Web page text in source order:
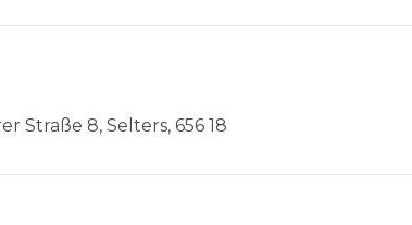
Straße 8, Selters, 656 18